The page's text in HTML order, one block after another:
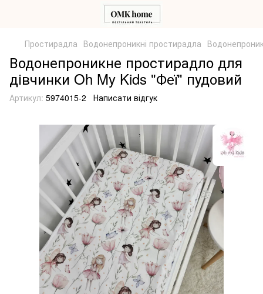
Простирадла Водонепроникні простирадла
Водонепроникне простирадло для
дівчинки Oh My Kids "Феї" пудовий
Артикул: 5974015-2 Написати відгук